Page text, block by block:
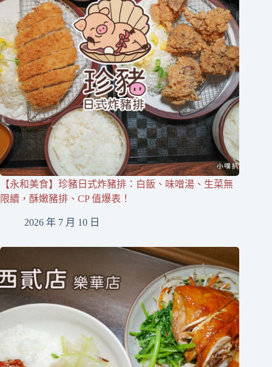
【永和美食】珍豬日式炸豬排：白飯、味噌湯、生菜無
限續，酥嫩豬排、CP 值爆表！
2026 年 7 月 10 日